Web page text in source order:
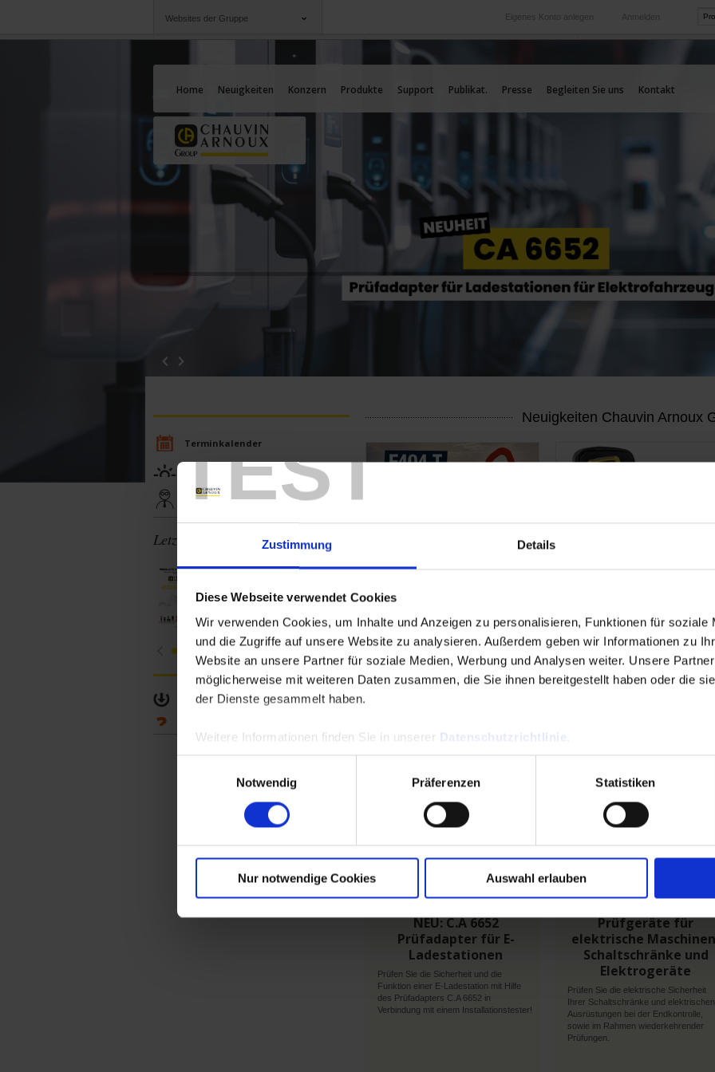
TEST
Zustimmung Details
Diese Webseite verwendet Cookies
Wir verwenden Cookies, um Inhalte und Anzeigen zu personalisieren, Funktionen für soziale
und die Zugriffe auf unsere Website zu analysieren. Außerdem geben wir Informationen zu
Website an unsere Partner für soziale Medien, Werbung und Analysen weiter. Unsere
möglicherweise mit weiteren Daten zusammen, die Sie ihnen bereitgestellt haben oder die
der Dienste gesammelt haben.
Weitere Informationen finden Sie in unserer Datenschutzrichtlinie
Notwendig
Präferenzen Statistiken
Nur notwendige Cookies Auswahl erlauben
Websites der Gruppe Anmelden
Eigenes Konto anlegen
Chauvin Arnoux
Angebote für Sie
International
Unsere Auslands-Tochtergesellschaften
Home Neuigkeiten Konzern Produkte Support Publikat. Presse Begleiten Sie uns Kontakt
Terminkalender
Ausbildung
Letzte Veröffentlichungen
Preisliste 2026 - gültig
Produkte
Neuigkeiten Chauvin Arnoux
plus
Photovoltaikanlagen
Die Vielfachmesszange F404T basiert
auf der bewährten F404 und wurde
Photovoltaikanlagen entwickelt.
plus
und/oder
Diese beiden handlichen Geräte sind
unverzichtbare Instrumente, um die
Phasenfolge der Außenleiter einer
En
NEU: C.A 6652
Prüfadapter für E-
Ladestationen
Prüfen Sie die Sicherheit und die
Funktion einer E-Ladestation mit Hilfe
des Prüfadapters C.A 6652 in
Verbindung mit einem Installationstester!
Prüfgeräte für
elektrische
Schaltschränke und
Elektrogeräte
Prüfen Sie die elektrische Sicherheit
Ihrer Schaltschränke und elektrischen
Ausrüstungen bei der Endkontrolle,
sowie im Rahmen wiederkehrender
Prüfungen.